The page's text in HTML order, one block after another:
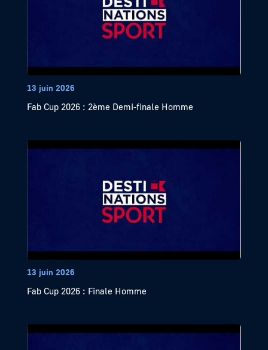
13 juin 2026
Fab Cup 2026 : 2ème Demi-finale Homme
13 juin 2026
Fab Cup 2026 : Finale Homme